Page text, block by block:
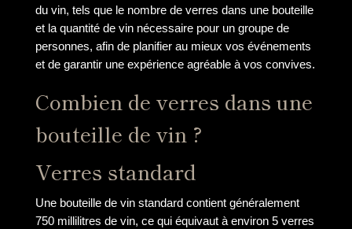
du vin, tels que le nombre de verres dans une bouteille
et la quantité de vin nécessaire pour un groupe de
personnes, afin de planifier au mieux vos événements
et de garantir une expérience agréable à vos convives.
Combien de verres dans une
bouteille de vin ?
Verres standard
Une bouteille de vin standard contient généralement
750 millilitres de vin, ce qui équivaut à environ 5 verres